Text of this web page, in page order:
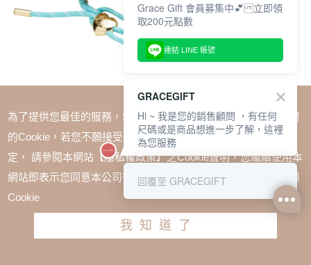
Care Bears-許願小熊電繡拉繩調節棒球帽 米白
為了提供您最佳的服務，本網站會在您的電腦中放置並取用我們
的Cookie，若您不願接受Cookie時應如何變更電腦的Cookie設
定， 請參閱本網站【隱私權政策】之Cookie聲明，您繼續使用本
網站即表示您同意本公司得按本網站使用條款之Cookie聲明使用
Cookie
我知道了
Grace Gift 會員募集中💕 立即領
取200元點數
連結 LINE 帳號
GRACEGIFT
Hi ~ 我是您的銷售顧問 ，有任何
尺碼或是商品想進一步了解，這裡
為您服務
回覆至 GRACEGIFT